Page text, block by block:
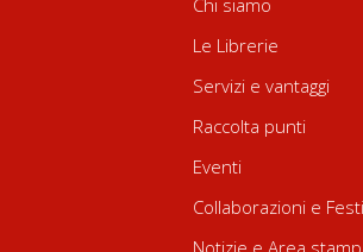
Chi siamo
Le Librerie
Servizi e vantaggi
Raccolta punti
Eventi
Collaborazioni e
Notizie e Area